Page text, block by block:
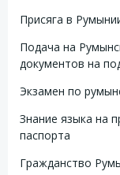
Присяга в
Подача на
документов на
Экзамен по
Знание языка на
паспорта
Гражданство